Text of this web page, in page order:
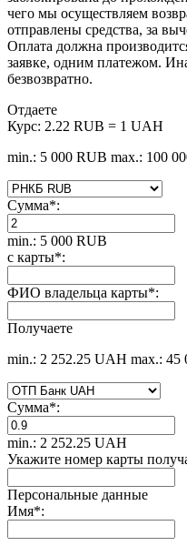
чего мы осуществляем
отправлены средства, за
Оплата должна
заявке, одним платежом.
безвозвратно.
Отдаете
Курс: 2.22 RUB = 1 UAH
min.: 5 000 RUB max.: 100
Сумма*:
min.: 5 000 RUB
с карты*:
ФИО владельца карты*:
Получаете
min.: 2 252.25 UAH max.: 45
Сумма*:
min.: 2 252.25 UAH
Укажите номер карты
Персональные данные
Имя*: